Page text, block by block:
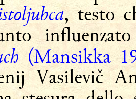
, testo
(Mansikka
Vasilevič